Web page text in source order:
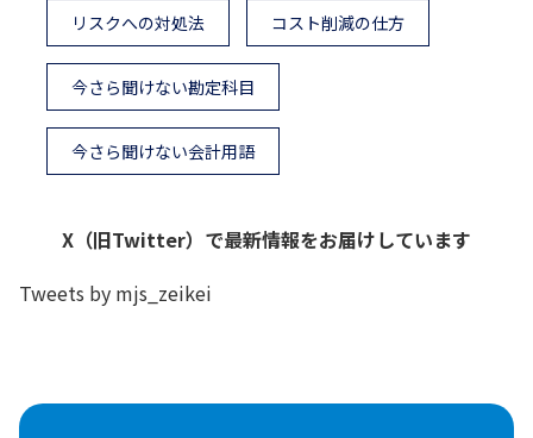
リスクへの対処法 コスト削減の仕方
今さら聞けない勘定科目
今さら聞けない会計用語
X（旧Twitter）で最新情報をお届けしています
Tweets by mjs_zeikei